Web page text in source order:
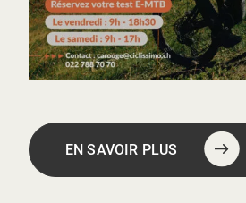
EN SAVOIR PLUS
EN SAVOIR PLUS